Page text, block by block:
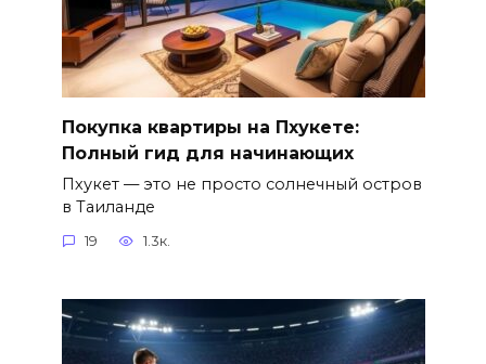
Покупка квартиры на Пхукете:
Полный гид для начинающих
Пхукет — это не просто солнечный остров
в Таиланде
19 1.3к.